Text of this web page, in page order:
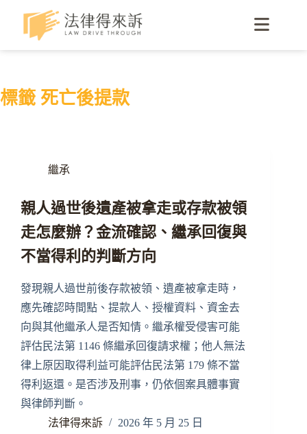
標籤 死亡後提款
繼承
親人過世後遺產被拿走或存款被領
走怎麼辦？金流確認、繼承回復與
不當得利的判斷方向
發現親人過世前後存款被領、遺產被拿走時，
應先確認時間點、提款人、授權資料、資金去
向與其他繼承人是否知情。繼承權受侵害可能
評估民法第 1146 條繼承回復請求權；他人無法
律上原因取得利益可能評估民法第 179 條不當
得利返還。是否涉及刑事，仍依個案具體事實
與律師判斷。
法律得來訴
2026 年 5 月 25 日